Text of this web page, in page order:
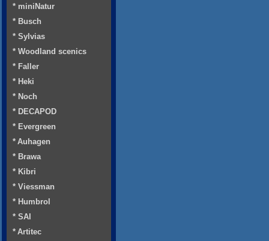
* miniNatur
* Busch
* Sylvias
* Woodland scenics
* Faller
* Heki
* Noch
* DECAPOD
* Evergreen
* Auhagen
* Brawa
* Kibri
* Viessman
* Humbrol
* SAI
* Artitec